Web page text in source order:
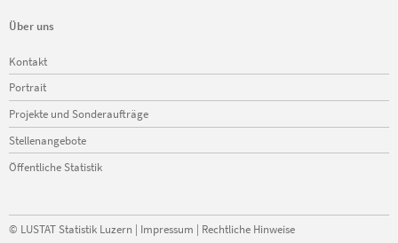
Über uns
Navigation
überspringen
Kontakt
Portrait
Projekte und Sonderaufträge
Stellenangebote
Öffentliche Statistik
© LUSTAT Statistik Luzern | Impressum | Rechtliche Hinweise